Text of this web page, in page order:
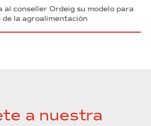
al conseller Ordeig su modelo para
la agroalimentación
a nuestra